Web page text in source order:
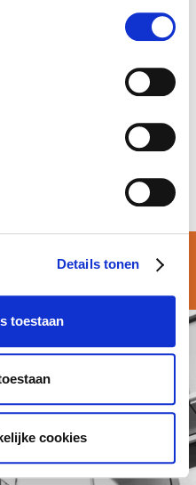
Details tonen
toestaan
cookies
Catholic
voorwaarden